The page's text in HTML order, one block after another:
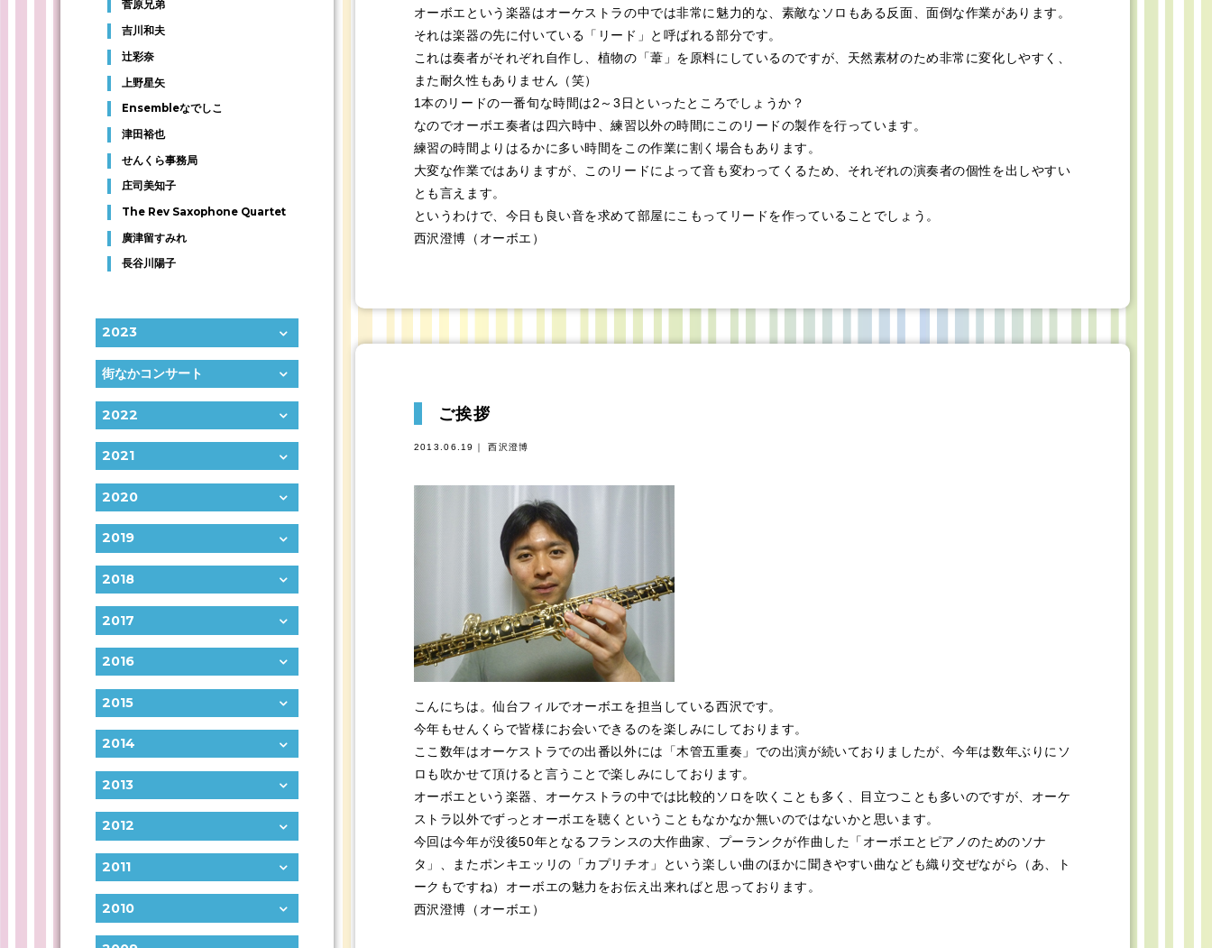
オーボエという楽器はオーケストラの中では非常に魅力的な、素敵なソロもある反面、面倒な作業があります。
それは楽器の先に付いている「リード」と呼ばれる部分です。
これは奏者がそれぞれ自作し、植物の「葦」を原料にしているのですが、天然素材のため非常に変化しやすく、
また耐久性もありません（笑）
1本のリードの一番旬な時間は2～3日といったところでしょうか？
なのでオーボエ奏者は四六時中、練習以外の時間にこのリードの製作を行っています。
練習の時間よりはるかに多い時間をこの作業に割く場合もあります。
大変な作業ではありますが、このリードによって音も変わってくるため、それぞれの演奏者の個性を出しやすい
とも言えます。
というわけで、今日も良い音を求めて部屋にこもってリードを作っていることでしょう。
西沢澄博（オーボエ）
ご挨拶
2013.06.19｜ 西沢澄博
こんにちは。仙台フィルでオーボエを担当している西沢です。
今年もせんくらで皆様にお会いできるのを楽しみにしております。
ここ数年はオーケストラでの出番以外には「木管五重奏」での出演が続いておりましたが、今年は数年ぶりにソ
ロも吹かせて頂けると言うことで楽しみにしております。
オーボエという楽器、オーケストラの中では比較的ソロを吹くことも多く、目立つことも多いのですが、オーケ
ストラ以外でずっとオーボエを聴くということもなかなか無いのではないかと思います。
今回は今年が没後50年となるフランスの大作曲家、プーランクが作曲した「オーボエとピアノのためのソナ
タ」、またポンキエッリの「カプリチオ」という楽しい曲のほかに聞きやすい曲なども織り交ぜながら（あ、ト
ークもですね）オーボエの魅力をお伝え出来ればと思っております。
西沢澄博（オーボエ）
菅原兄弟
吉川和夫
辻彩奈
上野星矢
Ensembleなでしこ
津田裕也
せんくら事務局
庄司美知子
The Rev Saxophone Quartet
廣津留すみれ
長谷川陽子
2023
街なかコンサート
2022
2021
2020
2019
2018
2017
2016
2015
2014
2013
2012
2011
2010